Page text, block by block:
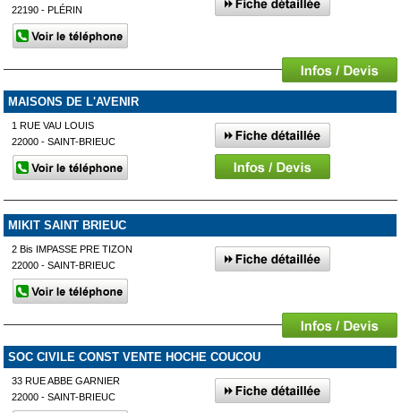
22190 - PLÉRIN
MAISONS DE L'AVENIR
1 RUE VAU LOUIS
22000 - SAINT-BRIEUC
MIKIT SAINT BRIEUC
2 Bis IMPASSE PRE TIZON
22000 - SAINT-BRIEUC
SOC CIVILE CONST VENTE HOCHE COUCOU
33 RUE ABBE GARNIER
22000 - SAINT-BRIEUC